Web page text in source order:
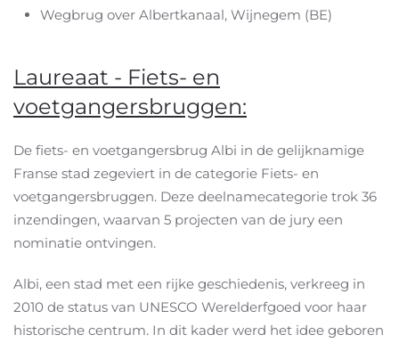
Wegbrug over Albertkanaal, Wijnegem (BE)
Laureaat - Fiets- en
voetgangersbruggen:
De fiets- en voetgangersbrug Albi in de gelijknamige
Franse stad zegeviert in de categorie Fiets- en
voetgangersbruggen. Deze deelnamecategorie trok 36
inzendingen, waarvan 5 projecten van de jury een
nominatie ontvingen.
Albi, een stad met een rijke geschiedenis, verkreeg in
2010 de status van UNESCO Werelderfgoed voor haar
historische centrum. In dit kader werd het idee geboren